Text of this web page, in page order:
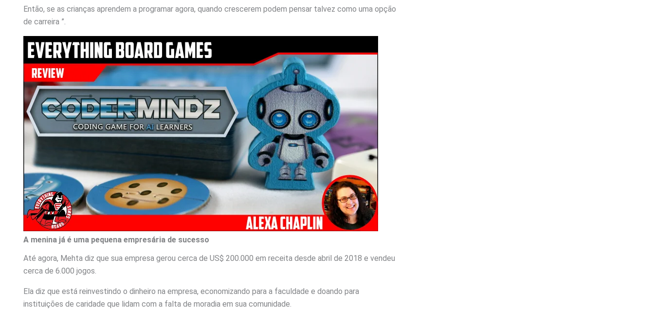
Então, se as crianças aprendem a programar agora, quando crescerem podem pensar talvez como uma opção
de carreira ”.
A menina já é uma pequena empresária de sucesso
Até agora, Mehta diz que sua empresa gerou cerca de US$ 200.000 em receita desde abril de 2018 e vendeu
cerca de 6.000 jogos.
Ela diz que está reinvestindo o dinheiro na empresa, economizando para a faculdade e doando para
instituições de caridade que lidam com a falta de moradia em sua comunidade.